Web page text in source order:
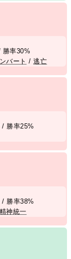
率30%
バート /逃亡
勝率25%
勝率38%
精神統一